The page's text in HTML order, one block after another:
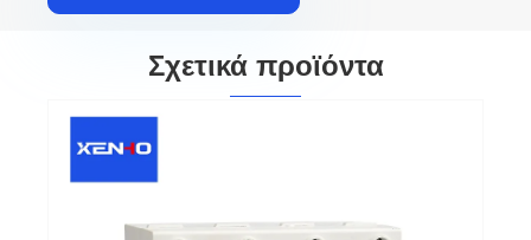
Σχετικά προϊόντα